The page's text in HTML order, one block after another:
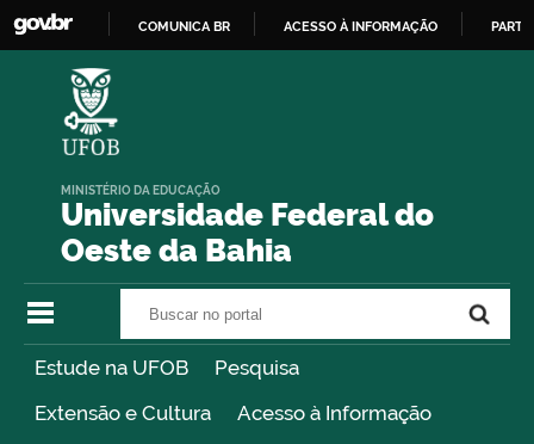
COMUNICA BR ACESSO À INFORMAÇÃO
Universidade Federal do
Oeste da Bahia
MINISTÉRIO DA EDUCAÇÃO
Estude na UFOB
Pesquisa
Extensão e Cultura
Acesso à Informação